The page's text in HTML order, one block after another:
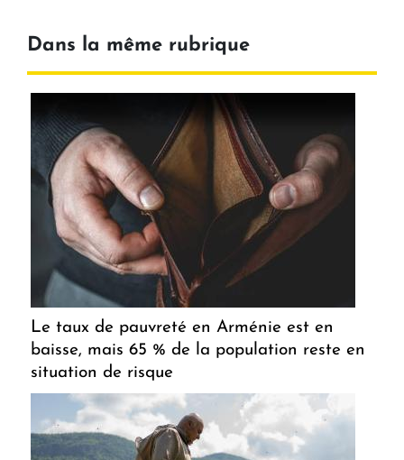
Dans la même rubrique
Le taux de pauvreté en Arménie est en
baisse, mais 65 % de la population reste en
situation de risque